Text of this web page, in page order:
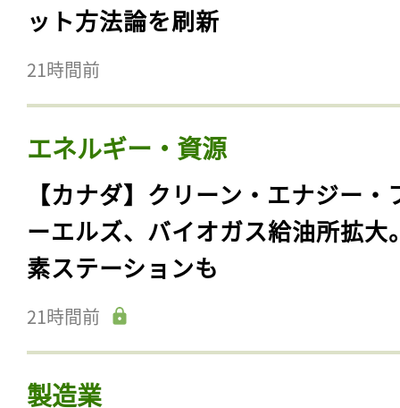
ット方法論を刷新
21時間前
エネルギー・資源
【カナダ】クリーン・エナジー・
ーエルズ、バイオガス給油所拡大
素ステーションも
21時間前
製造業